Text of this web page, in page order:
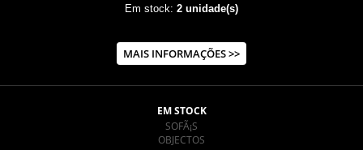
Em stock: 2 unidade(s)
MAIS INFORMAÇÕES >>
EM STOCK
SOFÃ¡S
OBJECTOS